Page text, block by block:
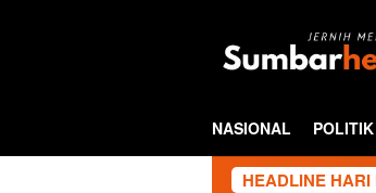
NASIONAL POLITIK
HEADLINE HARI